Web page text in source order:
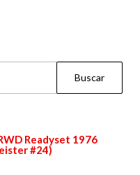
Readyset 1976
#24)